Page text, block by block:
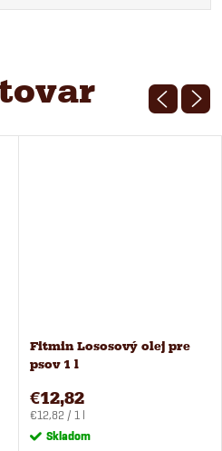
Fitmin Lososový olej pre
psov 1 l
€12,82
Jednotková
cena:
€12,82 / 1 l
Skladom